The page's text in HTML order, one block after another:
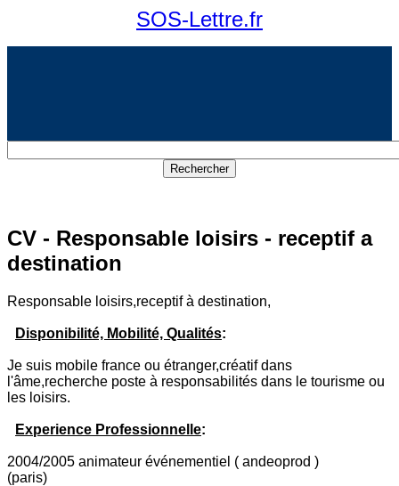
SOS-Lettre.fr
CV - Responsable loisirs - receptif a
destination
Responsable loisirs,receptif à destination,
Disponibilité, Mobilité, Qualités:
Je suis mobile france ou étranger,créatif dans
l'âme,recherche poste à responsabilités dans le tourisme ou
les loisirs.
Experience Professionnelle:
2004/2005 animateur événementiel ( andeoprod )
(paris)